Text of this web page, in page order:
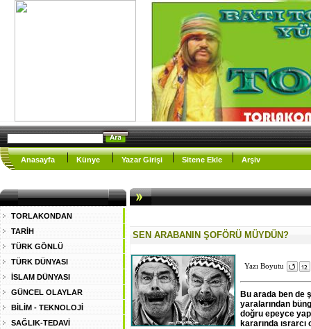
Anasayfa Künye Yazar Girişi Sitene Ekle Arşiv
SEN ARABANIN ŞOFÖRÜ MÜYDÜN?
Yazı Boyutu
Bu arada ben de
yaralarından
doğru epeyce
kararında
TORLAKONDAN
TARİH
TÜRK GÖNLÜ
TÜRK DÜNYASI
İSLAM DÜNYASI
GÜNCEL OLAYLAR
BİLİM - TEKNOLOJİ
SAĞLIK-TEDAVİ